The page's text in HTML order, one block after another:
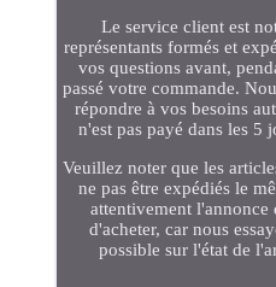
Le service client est
représentants formés et
vos questions avant,
passé votre commande.
répondre à vos besoins
n'est pas payé dans les 5
Veuillez noter que les
ne pas être expédiés le
attentivement l'annonce
d'acheter, car nous
possible sur l'état de